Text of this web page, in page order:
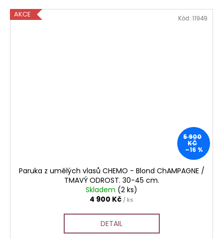
AKCE
5 900
KČ
–16 %
Paruka z umělých vlasů CHEMO - Blond ChAMPAGNE /
TMAVÝ ODROST. 30-45 cm.
Skladem (2 ks)
4 900 Kč / ks
DETAIL
Kód: 11949